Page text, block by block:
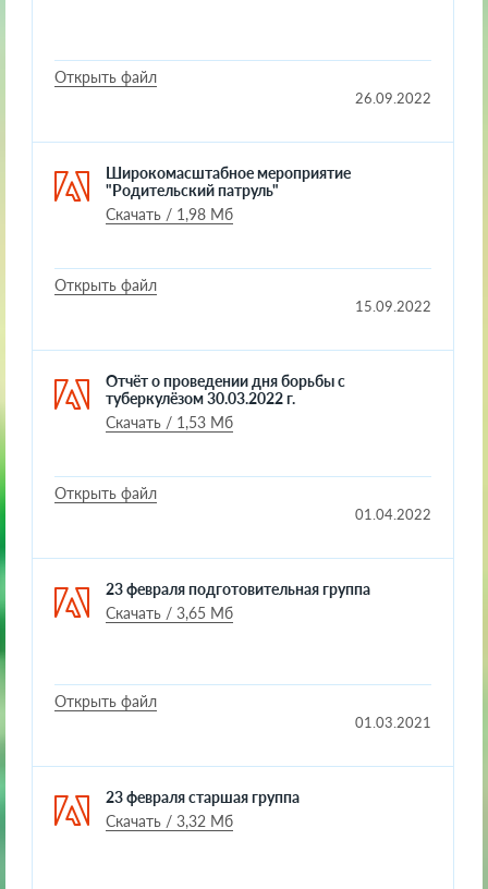
Открыть файл
26.09.2022
Широкомасштабное мероприятие
"Родительский патруль"
Скачать / 1,98 Мб
Открыть файл
15.09.2022
Отчёт о проведении дня борьбы с
туберкулёзом 30.03.2022 г.
Скачать / 1,53 Мб
Открыть файл
01.04.2022
23 февраля подготовительная группа
Скачать / 3,65 Мб
Открыть файл
01.03.2021
23 февраля старшая группа
Скачать / 3,32 Мб